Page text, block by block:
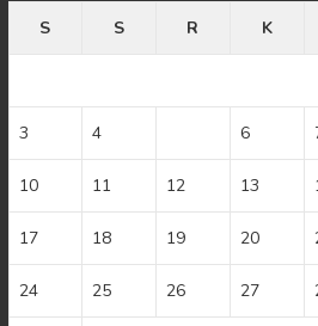
S
S R K
3 4 6
10 11 12 13
17 18 19 20
24 25 26 27